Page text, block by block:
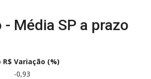
- Média SP a prazo
R$ Variação (%)
-0,93